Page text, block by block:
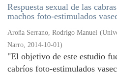
Respuesta sexual de las
machos foto-estimulados
Aroña Serrano, Rodrigo Manuel (
Narro, 2014-10-01)
"El objetivo de este estudio
cabríos foto-estimulados